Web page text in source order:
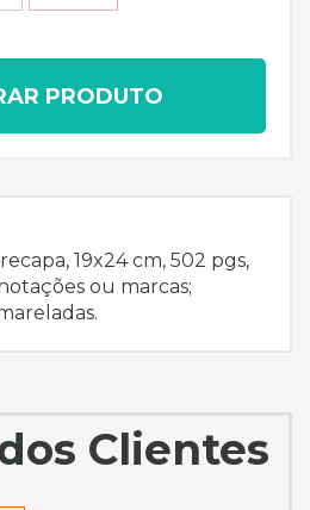
PRODUTO
19x24 cm, 502 pgs,
ou marcas;
Clientes